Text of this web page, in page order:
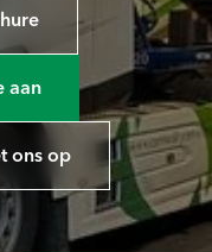
aan
ons op